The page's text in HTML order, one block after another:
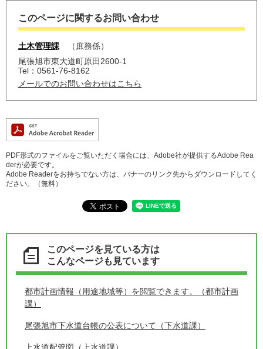
このページに関するお問い合わせ
土木管理課
庶務係
尾張旭市東大道町原田2600-1
Tel：0561-76-8162
メールでのお問い合わせはこちら
PDF形式のファイルをご覧いただく場合には、Adobe社が提供するAdobe Rea
derが必要です。
Adobe Readerをお持ちでない方は、バナーのリンク先からダウンロードしてく
ださい。（無料）
このページを見ている方は
こんなページも見ています
都市計画情報（用途地域等）を閲覧できます。（都市計画
課）
尾張旭市下水道台帳の公表について（下水道課）